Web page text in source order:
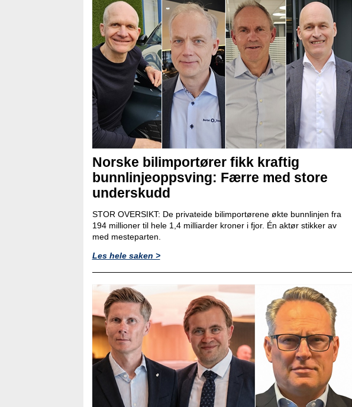
Norske bilimportører fikk kraftig
bunnlinjeoppsving: Færre med store
underskudd
STOR OVERSIKT: De privateide bilimportørene økte bunnlinjen fra
194 millioner til hele 1,4 milliarder kroner i fjor. Én aktør stikker av
med mesteparten.
Les hele saken >